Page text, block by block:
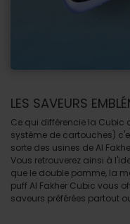
LES SAVEURS
Ce qui différencie la Cubic
système de cartouches)
sorte des usines de Al
Vous retrouverez ainsi à
que le double pomme, la
puff Al Fakher Cubic vous
saveurs préférées partout